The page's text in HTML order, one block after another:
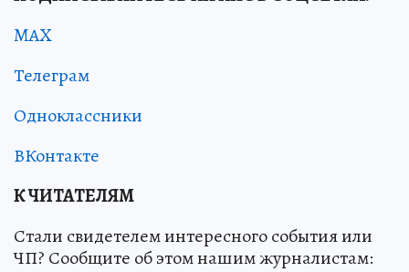
MAX
Телеграм
Одноклассники
ВКонтакте
К ЧИТАТЕЛЯМ
Стали свидетелем интересного события или
ЧП? Сообщите об этом нашим журналистам: